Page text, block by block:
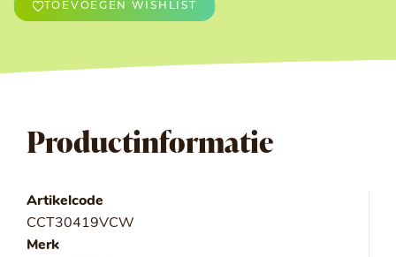
TOEVOEGEN WISHLIST
Productinformatie
Artikelcode
CCT30419VCW
Merk